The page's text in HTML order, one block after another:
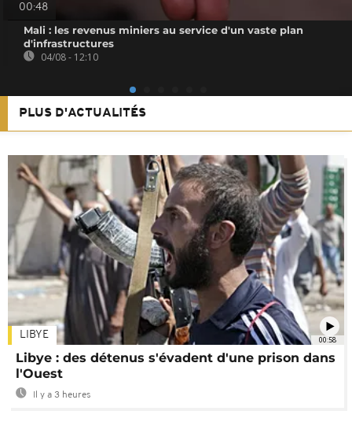
00:48
Mali : les revenus miniers au service d'un vaste plan
d'infrastructures
04/08 - 12:10
PLUS D'ACTUALITÉS
00:58
LIBYE
Libye : des détenus s'évadent d'une prison dans
l'Ouest
Il y a 3 heures